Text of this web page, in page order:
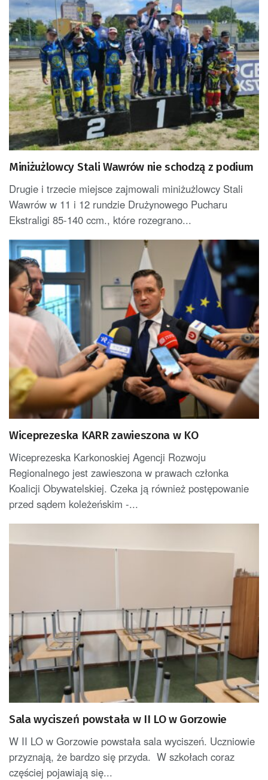
Miniżużlowcy Stali Wawrów nie schodzą z podium
Drugie i trzecie miejsce zajmowali miniżużlowcy Stali
Wawrów w 11 i 12 rundzie Drużynowego Pucharu
Ekstraligi 85-140 ccm., które rozegrano...
Wiceprezeska KARR zawieszona w KO
Wiceprezeska Karkonoskiej Agencji Rozwoju
Regionalnego jest zawieszona w prawach członka
Koalicji Obywatelskiej. Czeka ją również postępowanie
przed sądem koleżeńskim -...
Sala wyciszeń powstała w II LO w Gorzowie
W II LO w Gorzowie powstała sala wyciszeń. Uczniowie
przyznają, że bardzo się przyda. W szkołach coraz
częściej pojawiają się...